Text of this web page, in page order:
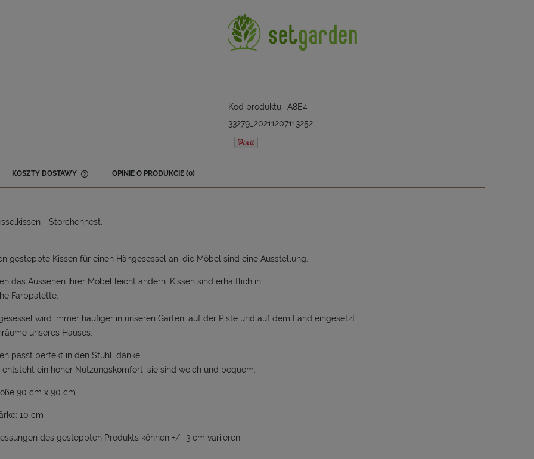
Kod produktu: A8E4-
33279_20211207113252
KOSZTY DOSTAWY
KOSZTÓW PŁATNOŚCI
OPINIE O PRODUKCIE (0)
- Storchennest.
gesteppte Kissen für einen Hängesessel an, die Möbel sind eine Ausstellung.
das Aussehen Ihrer Möbel leicht ändern. Kissen sind erhältlich in
Farbpalette.
wird immer häufiger in unseren Gärten, auf der Piste und auf dem Land eingesetzt
unseres Hauses.
passt perfekt in den Stuhl, danke
entsteht ein hoher Nutzungskomfort, sie sind weich und bequem.
90 cm x 90 cm.
10 cm
des gesteppten Produkts können +/- 3 cm variieren.